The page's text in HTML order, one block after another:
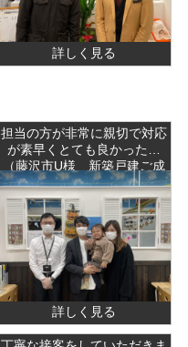
詳しく見る
担当の方が非常に親切で対応
が素早くとても良かった。
（藤沢市U様 新築戸建ご成
約）
詳しく見る